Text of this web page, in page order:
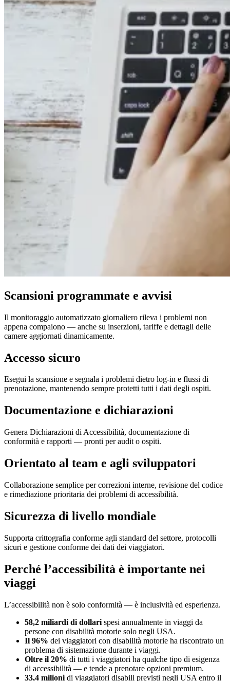
Scansioni programmate e avvisi
Il monitoraggio automatizzato giornaliero rileva i problemi non
appena compaiono — anche su inserzioni, tariffe e dettagli delle
camere aggiornati dinamicamente.
Accesso sicuro
Esegui la scansione e segnala i problemi dietro log-in e flussi di
prenotazione, mantenendo sempre protetti tutti i dati degli ospiti.
Documentazione e dichiarazioni
Genera Dichiarazioni di Accessibilità, documentazione di
conformità e rapporti — pronti per audit o ospiti.
Orientato al team e agli sviluppatori
Collaborazione semplice per correzioni interne, revisione del codice
e rimediazione prioritaria dei problemi di accessibilità.
Sicurezza di livello mondiale
Supporta crittografia conforme agli standard del settore, protocolli
sicuri e gestione conforme dei dati dei viaggiatori.
Perché l’accessibilità è importante nei
viaggi
L’accessibilità non è solo conformità — è inclusività ed esperienza.
58,2 miliardi di dollari spesi annualmente in viaggi da
persone con disabilità motorie solo negli USA.
Il 96% dei viaggiatori con disabilità motorie ha riscontrato un
problema di sistemazione durante i viaggi.
Oltre il 20% di tutti i viaggiatori ha qualche tipo di esigenza
di accessibilità — e tende a prenotare opzioni premium.
33,4 milioni di viaggiatori disabili previsti negli USA entro il